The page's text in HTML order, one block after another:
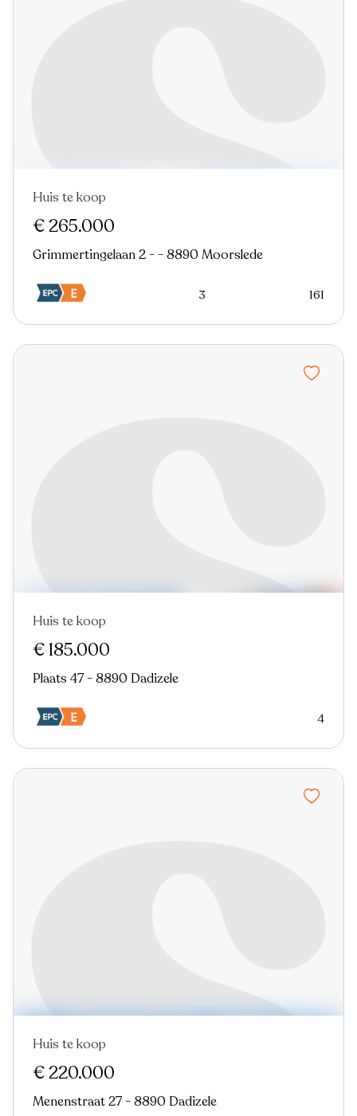
Huis te koop
€ 265.000
Grimmertingelaan 2 - - 8890 Moorslede
3 161
Huis te koop
€ 185.000
Plaats 47 - 8890 Dadizele
4
Huis te koop
€ 220.000
Menenstraat 27 - 8890 Dadizele